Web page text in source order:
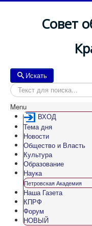
Совет
Искать
Menu
ВХОД
Тема дня
Новости
Общество и Власть
Культура
Образование
Наука
Петровская Академия
Наша Газета
КПРФ
Форум
НОВЫЙ